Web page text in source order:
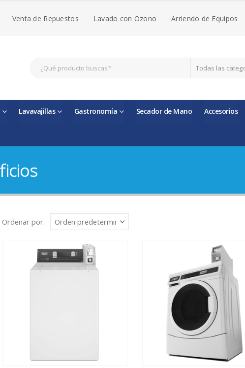
Venta de Repuestos Lavado con Ozono Arriendo de Equipos
Todas las
Lavavajillas Gastronomía Secador de Mano Accesorios
Ordenar por: